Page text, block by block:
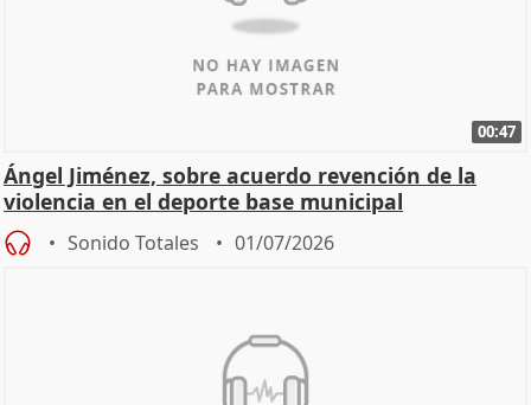
00:47
Ángel Jiménez, sobre acuerdo revención de la
violencia en el deporte base municipal
Sonido Totales 01/07/2026